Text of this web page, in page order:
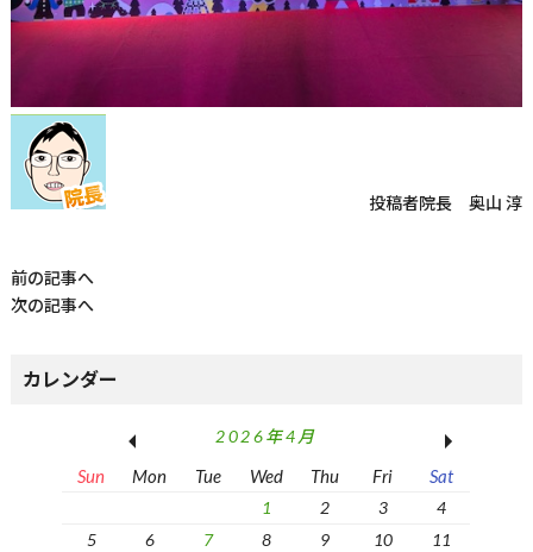
投稿者院長 奥山 淳
前の記事へ
次の記事へ
カレンダー
2026年4月
Sun Mon Tue Wed Thu Fri Sat
1 2 3
4
5
6 7 8 9 10
11